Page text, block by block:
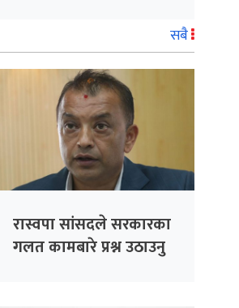
सबै
रास्वपा सांसदले सरकारका
गलत कामबारे प्रश्न उठाउनु